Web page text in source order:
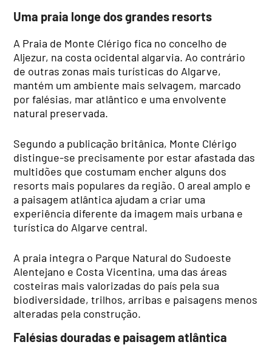
Uma praia longe dos grandes resorts
A Praia de Monte Clérigo fica no concelho de
Aljezur, na costa ocidental algarvia. Ao contrário
de outras zonas mais turísticas do Algarve,
mantém um ambiente mais selvagem, marcado
por falésias, mar atlântico e uma envolvente
natural preservada.
Segundo a publicação britânica, Monte Clérigo
distingue-se precisamente por estar afastada das
multidões que costumam encher alguns dos
resorts mais populares da região. O areal amplo e
a paisagem atlântica ajudam a criar uma
experiência diferente da imagem mais urbana e
turística do Algarve central.
A praia integra o Parque Natural do Sudoeste
Alentejano e Costa Vicentina, uma das áreas
costeiras mais valorizadas do país pela sua
biodiversidade, trilhos, arribas e paisagens menos
alteradas pela construção.
Falésias douradas e paisagem atlântica